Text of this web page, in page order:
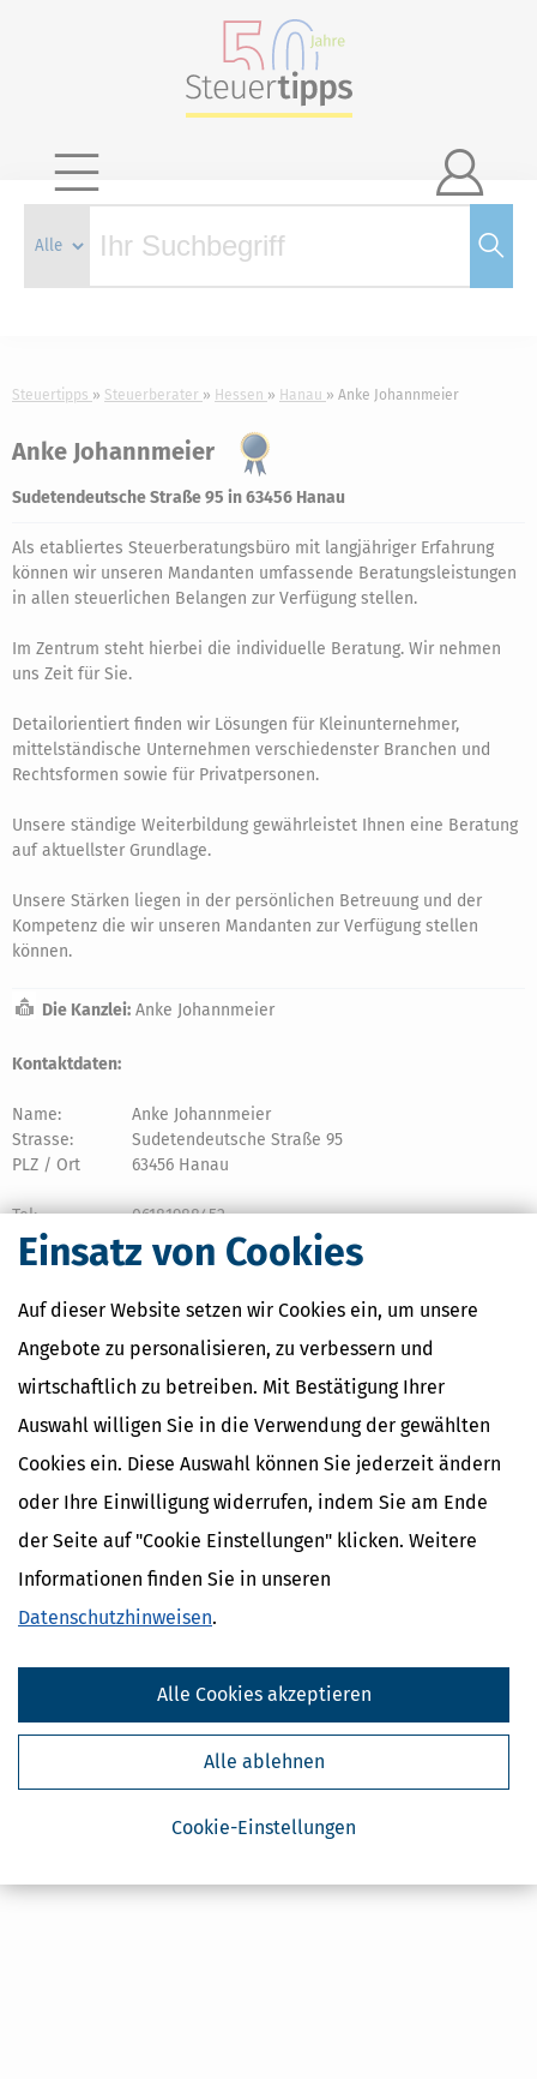
Einsatz von Cookies
Auf dieser Website setzen wir Cookies ein, um unsere
Angebote zu personalisieren, zu verbessern und
wirtschaftlich zu betreiben. Mit Bestätigung Ihrer
Auswahl willigen Sie in die Verwendung der gewählten
Cookies ein. Diese Auswahl können Sie jederzeit ändern
oder Ihre Einwilligung widerrufen, indem Sie am Ende
der Seite auf "Cookie Einstellungen" klicken. Weitere
Informationen finden Sie in unseren
Datenschutzhinweisen.
Cookie-Einstellungen
Alle ablehnen
Alle Cookies akzeptieren

Steuertipps Steuerberater Hessen Hanau Anke Johannmeier
Anke Johannmeier
Sudetendeutsche Straße 95 in 63456 Hanau
Als etabliertes Steuerberatungsbüro mit langjähriger Erfahrung
können wir unseren Mandanten umfassende Beratungsleistungen
in allen steuerlichen Belangen zur Verfügung stellen.
Im Zentrum steht hierbei die individuelle Beratung. Wir nehmen
uns Zeit für Sie.
Detailorientiert finden wir Lösungen für Kleinunternehmer,
mittelständische Unternehmen verschiedenster Branchen und
Rechtsformen sowie für Privatpersonen.
Unsere ständige Weiterbildung gewährleistet Ihnen eine Beratung
auf aktuellster Grundlage.
Unsere Stärken liegen in der persönlichen Betreuung und der
Kompetenz die wir unseren Mandanten zur Verfügung stellen
können.
Die Kanzlei: Anke Johannmeier
Kontaktdaten:
Name:
Anke Johannmeier
Strasse:
Sudetendeutsche Straße 95
PLZ / Ort
63456 Hanau
Tel:
06181988452
Fax:
06181988457
E-Mail:
steuerberaterin@johannmeier.de oder
Web:
www.johannmeier.de